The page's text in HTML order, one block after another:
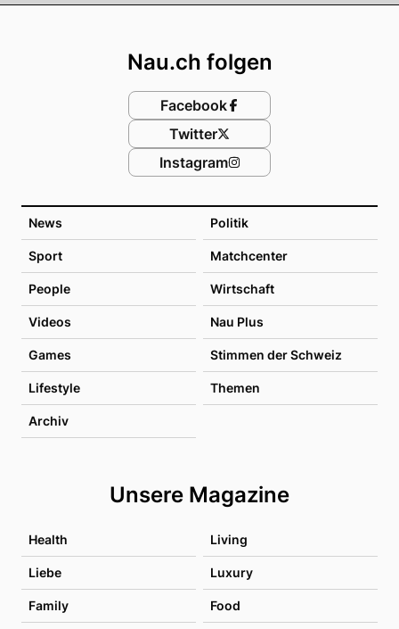
News Politik
Sport Matchcenter
People Wirtschaft
Videos Nau Plus
Games Stimmen der Schweiz
Lifestyle Themen
Archiv
Unsere Magazine
Health Living
Liebe Luxury
Family Food
Nau.ch folgen
Facebook
Twitter
Instagram